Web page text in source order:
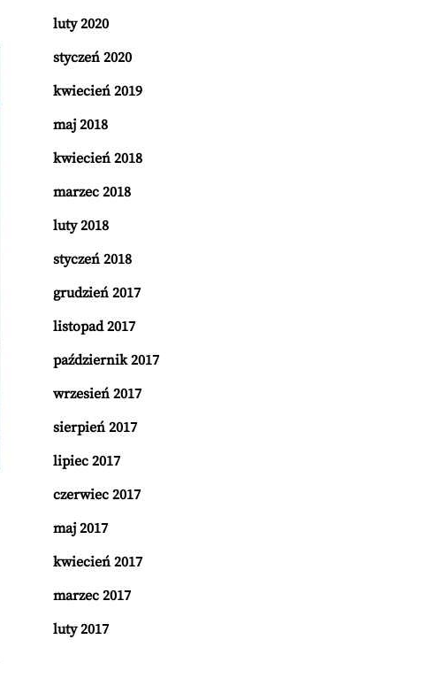
luty 2020
styczeń 2020
kwiecień 2019
maj 2018
kwiecień 2018
marzec 2018
luty 2018
styczeń 2018
grudzień 2017
listopad 2017
październik 2017
wrzesień 2017
sierpień 2017
lipiec 2017
czerwiec 2017
maj 2017
kwiecień 2017
marzec 2017
luty 2017